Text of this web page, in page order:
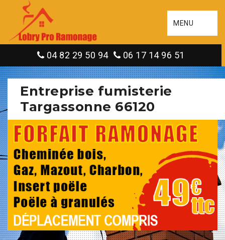
MENU
04 82 29 50 94 06 17 14 96 51
Entreprise fumisterie
Targassonne 66120